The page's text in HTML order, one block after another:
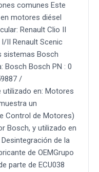
comunes Este
motores diésel
Renault Clio II
II Renault Scenic
sistemas Bosch
Bosch Bosch PN : 0
/
utilizado en: Motores
un
Control de Motores)
Bosch, y utilizado en
de la
de OEMGrupo
parte de ECU038